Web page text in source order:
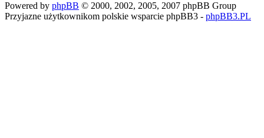
Powered by phpBB © 2000, 2002, 2005, 2007 phpBB Group
Przyjazne użytkownikom polskie wsparcie phpBB3 - phpBB3.PL